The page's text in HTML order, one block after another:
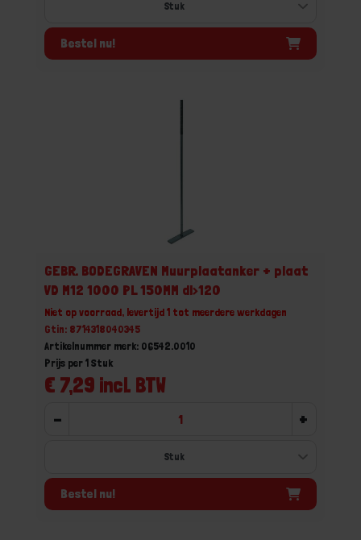
Bestel nu!
GEBR. BODEGRAVEN Muurplaatanker + plaat
VD M12 1000 PL 150MM dl>120
Niet op voorraad, levertijd 1 tot meerdere werkdagen
Gtin: 8714318040345
Artikelnummer merk: 06542.0010
€ 7,29 incl. BTW
Prijs per 1 Stuk
- +
Bestel nu!